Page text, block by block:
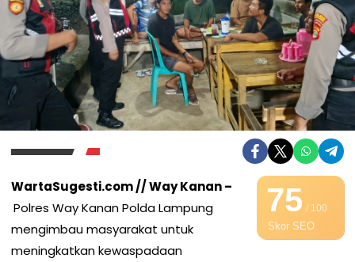
75/ 100
Skor SEO
WartaSugesti.com // Way Kanan –
Polres Way Kanan Polda Lampung
mengimbau masyarakat untuk
meningkatkan kewaspadaan